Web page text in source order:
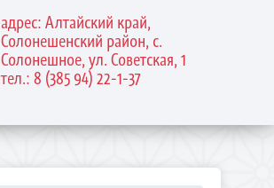
адрес: Алтайский край,
Солонешенский район, с.
Солонешное, ул. Советская, 1
тел.: 8 (385 94) 22-1-37